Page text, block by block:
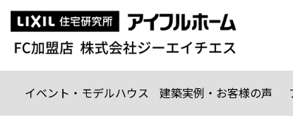
イベント・モデルハウス 建築実例・お客様の声